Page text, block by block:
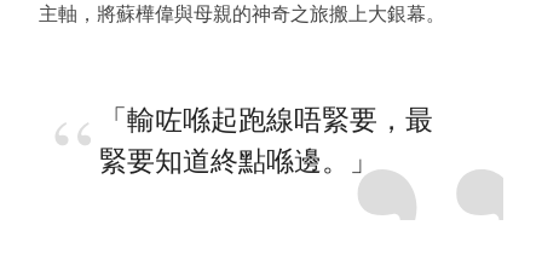
主軸，將蘇樺偉與母親的神奇之旅搬上大銀幕。
「輸咗喺起跑線唔緊要，最
緊要知道終點喺邊。」